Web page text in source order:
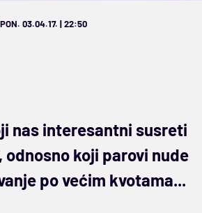
03.04.17. | 22:50
nas interesantni susreti
odnosno koji parovi nude
po većim kvotama...